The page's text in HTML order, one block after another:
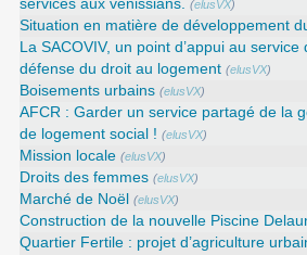
services aux vénissians. (elusVX)
Situation en matière de développement
La SACOVIV, un point d’appui au
défense du droit au logement (elusVX)
Boisements urbains (elusVX)
AFCR : Garder un service partagé de la
de logement social ! (elusVX)
Mission locale (elusVX)
Droits des femmes (elusVX)
Marché de Noël (elusVX)
Construction de la nouvelle Piscine
Quartier Fertile : projet d’agriculture